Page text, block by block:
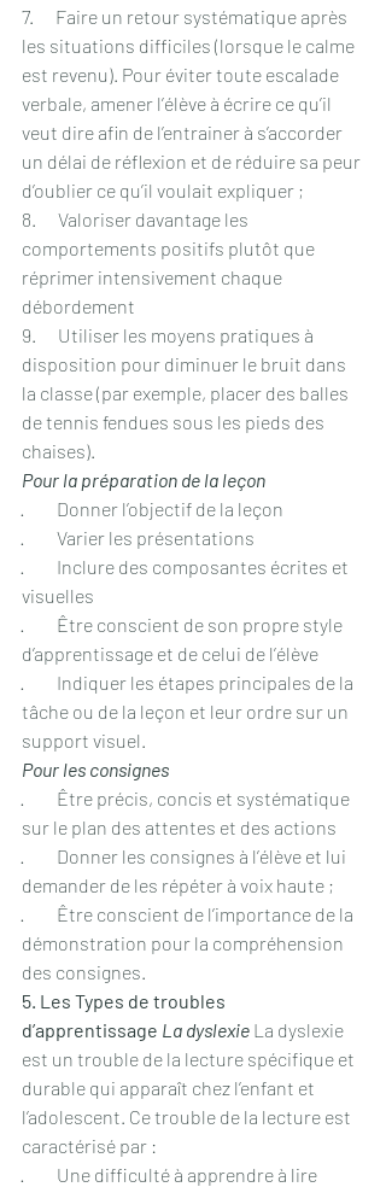
7.      Faire un retour systématique après
les situations difficiles (lorsque le calme
est revenu). Pour éviter toute escalade
verbale, amener l’élève à écrire ce qu’il
veut dire afin de l’entrainer à s’accorder
un délai de réflexion et de réduire sa peur
d’oublier ce qu’il voulait expliquer ;
8.      Valoriser davantage les
comportements positifs plutôt que
réprimer intensivement chaque
débordement
9.      Utiliser les moyens pratiques à
disposition pour diminuer le bruit dans
la classe (par exemple, placer des balles
de tennis fendues sous les pieds des
chaises).
Pour la préparation de la leçon
·         Donner l’objectif de la leçon
·         Varier les présentations
·         Inclure des composantes écrites et
visuelles
·         Être conscient de son propre style
d’apprentissage et de celui de l’élève
·         Indiquer les étapes principales de la
tâche ou de la leçon et leur ordre sur un
support visuel.
Pour les consignes
·         Être précis, concis et systématique
sur le plan des attentes et des actions
·         Donner les consignes à l’élève et lui
demander de les répéter à voix haute ;
·         Être conscient de l’importance de la
démonstration pour la compréhension
des consignes.
5. Les Types de troubles
d’apprentissage La dyslexie La dyslexie
est un trouble de la lecture spécifique et
durable qui apparaît chez l’enfant et
l’adolescent. Ce trouble de la lecture est
caractérisé par :
·         Une difficulté à apprendre à lire